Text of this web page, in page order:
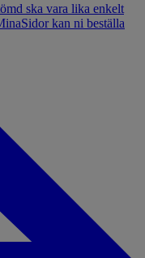
ska vara lika enkelt
kan ni beställa